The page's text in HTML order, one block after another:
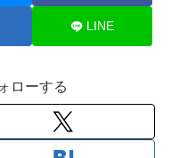
LINE
ローする